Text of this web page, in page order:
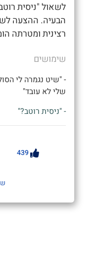
לשאול "ניסית
הבעיה. ההצעה
רצינית ומטרתה
שימושים
- "שיט נגמרה לי
שלי לא עובד"
- "ניסית רוטב?"
439